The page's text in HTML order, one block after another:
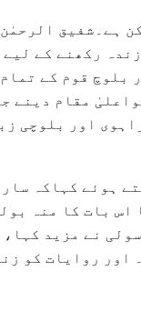
ہے۔شفیق الرحمٰن
رکھنے کے لیے
بلوچ قوم کے
مقام دینے
اور بلوچی
ہوئے کہاکہ
اس بات کا منہ
نے مزید کہا،
اور روایات کو